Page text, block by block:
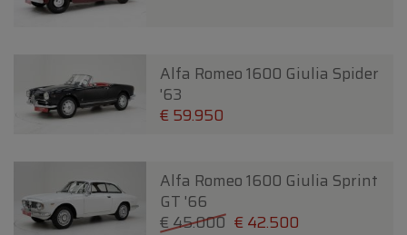
Alfa Romeo 1600 Giulia Spider
'63
€ 59.950
Alfa Romeo 1600 Giulia Sprint
GT '66
€ 45.000 € 42.500